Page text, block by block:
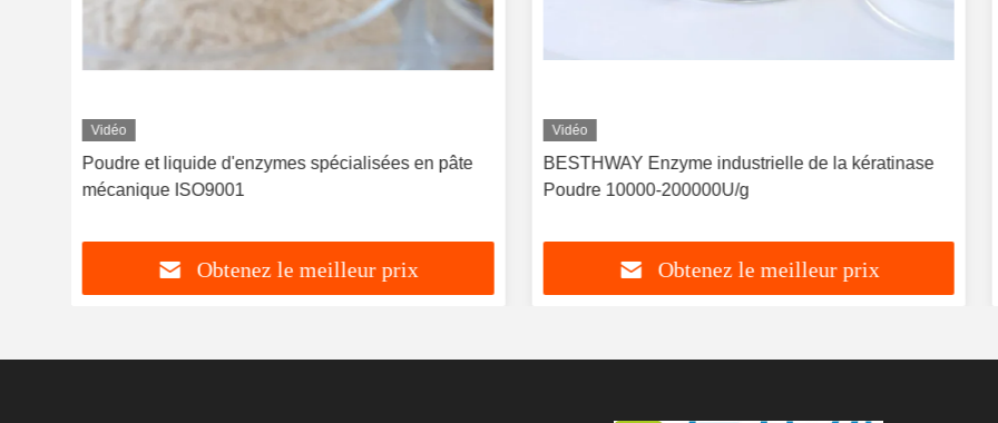
Vidéo
Poudre et liquide d'enzymes spécialisées en pâte
mécanique ISO9001
Obtenez le meilleur prix
Vidéo
BESTHWAY Enzyme industrielle de la kératinase
Poudre 10000-200000U/g
Obtenez le meilleur prix